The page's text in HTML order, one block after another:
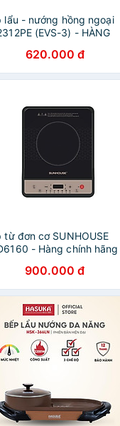
lẩu - nướng hồng ngoại
(EVS-3) - HÀNG
620.000 đ
từ đơn cơ SUNHOUSE
- Hàng chính hãng
900.000 đ